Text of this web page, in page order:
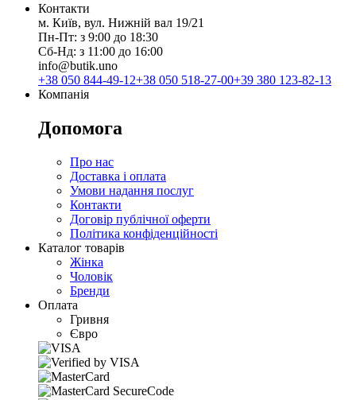
Контакти
м. Київ, вул. Нижній вал 19/21
Пн-Пт: з 9:00 до 18:30
Сб-Нд: з 11:00 до 16:00
info@butik.uno
+38 050 844-49-12+38 050 518-27-00+39 380 123-82-13
Компанія
Допомога
Про нас
Доставка і оплата
Умови надання послуг
Контакти
Договір публічної оферти
Політика конфіденційності
Каталог товарів
Жінка
Чоловік
Бренди
Оплата
Гривня
Євро